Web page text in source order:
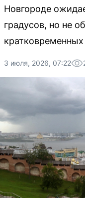
Новгороде
градусов, но не
3 июля, 2026, 07:22